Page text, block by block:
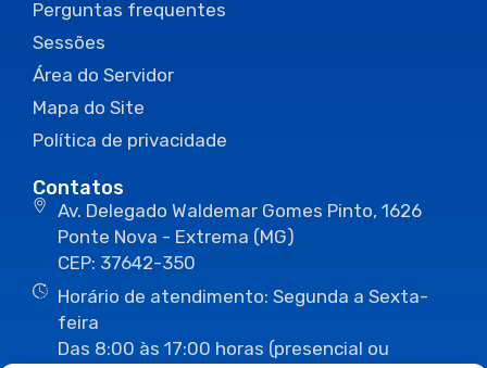
Perguntas frequentes
Sessões
Área do Servidor
Mapa do Site
Política de privacidade
Contatos
Av. Delegado Waldemar Gomes Pinto, 1626
Ponte Nova - Extrema (MG)
CEP: 37642-350
Horário de atendimento: Segunda a Sexta-
feira
Das 8:00 às 17:00 horas (presencial ou